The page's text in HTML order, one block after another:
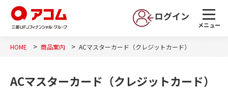
ログイン
メニュー
HOME 商品案内 ACマスターカード（クレジットカード）
ACマスターカード（クレジットカード）